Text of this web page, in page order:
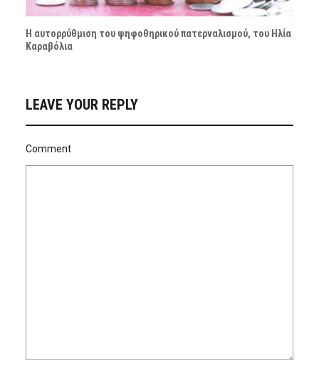
Η αυτορρύθμιση του ψηφοθηρικού πατερναλισμού, του Ηλία
Καραβόλια
LEAVE YOUR REPLY
Comment